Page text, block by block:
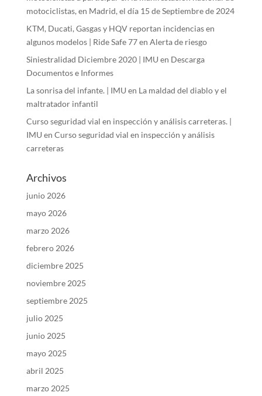
motociclistas, en Madrid, el día 15 de Septiembre de 2024
KTM, Ducati, Gasgas y HQV reportan incidencias en
algunos modelos | Ride Safe 77en Alerta de riesgo
Siniestralidad Diciembre 2020 | IMU en Descarga
Documentos e Informes
La sonrisa del infante. | IMU en La maldad del diablo y el
maltratador infantil
Curso seguridad vial en inspección y análisis carreteras. |
IMU en Curso seguridad vial en inspección y análisis
carreteras
Archivos
junio 2026
mayo 2026
marzo 2026
febrero 2026
diciembre 2025
noviembre 2025
septiembre 2025
julio 2025
junio 2025
mayo 2025
abril 2025
marzo 2025